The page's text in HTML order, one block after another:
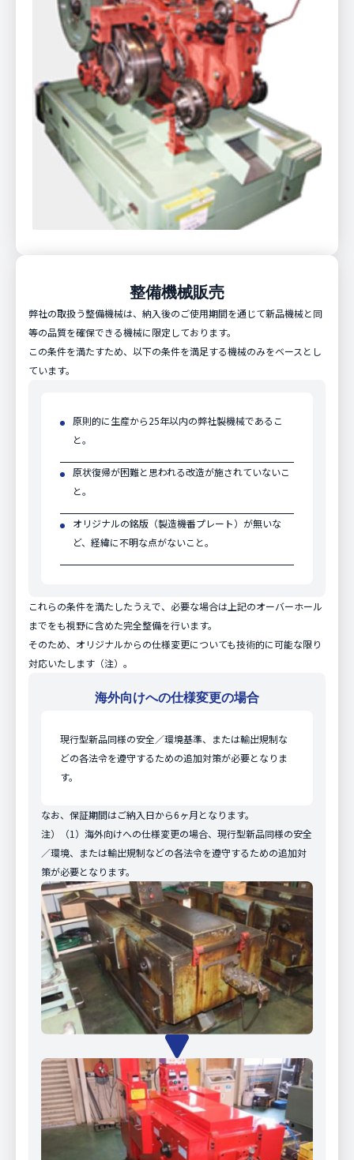
整備機械販売
弊社の取扱う整備機械は、納入後のご使用期間を通じて新品機械と同
等の品質を確保できる機械に限定しております。
この条件を満たすため、以下の条件を満足する機械のみをベースとし
ています。
原則的に生産から25年以内の弊社製機械であるこ
と。
原状復帰が困難と思われる改造が施されていないこ
と。
オリジナルの銘版（製造機番プレート）が無いな
ど、経緯に不明な点がないこと。
これらの条件を満たしたうえで、必要な場合は上記のオーバーホール
までをも視野に含めた完全整備を行います。
そのため、オリジナルからの仕様変更についても技術的に可能な限り
対応いたします（注）。
海外向けへの仕様変更の場合
現行型新品同様の安全／環境基準、または輸出規制な
どの各法令を遵守するための追加対策が必要となりま
す。
なお、保証期間はご納入日から6ヶ月となります。
注）（1）海外向けへの仕様変更の場合、現行型新品同様の安全
／環境、または輸出規制などの各法令を遵守するための追加対
策が必要となります。